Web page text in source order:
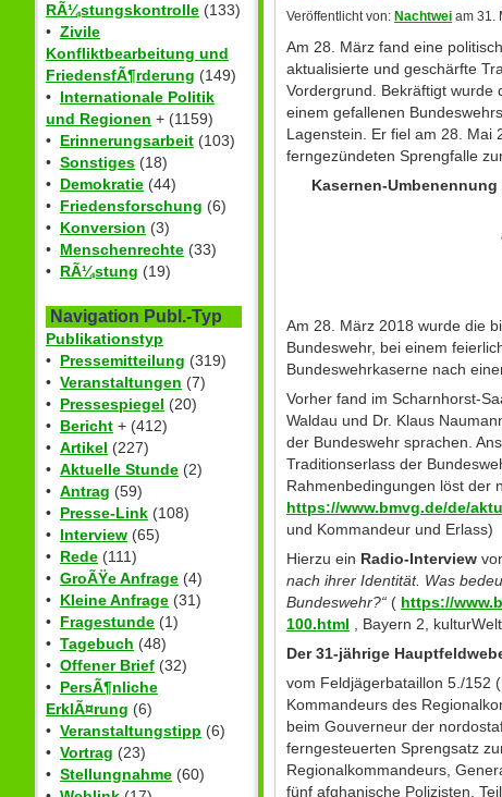
RÃ¼stungskontrolle (133)
• Zivile
Konfliktbearbeitung und
FriedensfÃ¶rderung (149)
• Internationale Politik
und Regionen + (1159)
• Erinnerungsarbeit (103)
• Sonstiges (18)
• Demokratie (44)
• Friedensforschung (6)
• Konversion (3)
• Menschenrechte (33)
• RÃ¼stung (19)
Navigation Publ.-Typ
Publikationstyp
• Pressemitteilung (319)
• Veranstaltungen (7)
• Pressespiegel (20)
• Bericht + (412)
• Artikel (227)
• Aktuelle Stunde (2)
• Antrag (59)
• Presse-Link (108)
• Interview (65)
• Rede (111)
• GroÃŸe Anfrage (4)
• Kleine Anfrage (31)
• Fragestunde (1)
• Tagebuch (48)
• Offener Brief (32)
• PersÃ¶nliche
ErklÃ¤rung (6)
• Veranstaltungstipp (6)
• Vortrag (23)
• Stellungnahme (60)
Veröffentlicht von: Nachtwei am 31.
Am 28. März fand eine
aktualisierte und geschärfte
Vordergrund. Bekräftigt wurde
einem gefallenen
Lagenstein. Er fiel am 28. Mai
ferngezündeten Sprengfalle
Kasernen-
Am 28. März 2018 wurde die
Bundeswehr, bei einem
Bundeswehrkaserne nach
Vorher fand im Scharnhorst-
Waldau und Dr. Klaus
der Bundeswehr sprachen.
Traditionserlass der
Rahmenbedingungen löst der
https://www.bmvg.de/de/
und Kommandeur und Erlass)
Hierzu ein Radio-Interview
nach ihrer Identität. Was
Bundeswehr?“ ( https://
100.html , Bayern 2,
Der 31-jährige
vom Feldjägerbataillon 5./152
Kommandeurs des
beim Gouverneur der
ferngesteuerten Sprengsatz
Regionalkommandeurs,
fünf afghanische Polizisten.